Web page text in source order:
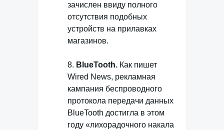
зачислен ввиду полного
отсутствия подобных
устройств на прилавках
магазинов.
8. BlueTooth. Как пишет
Wired News, рекламная
кампания беспроводного
протокола передачи данных
BlueTooth достигла в этом
году «лихорадочного накала